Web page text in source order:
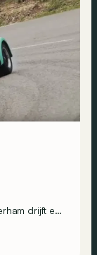
drijft er